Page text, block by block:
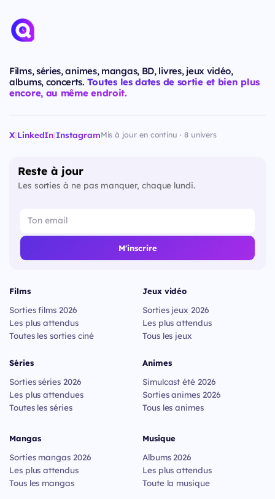
Films, séries, animes, mangas, BD, livres, jeux vidéo,
albums, concerts. Toutes les dates de sortie et bien plus
encore, au même endroit.
X|LinkedIn|InstagramMis à jour en continu · 8 univers
Reste à jour
Les sorties à ne pas manquer, chaque lundi.
M'inscrire
Films
Sorties films 2026
Les plus attendus
Toutes les sorties ciné
Séries
Sorties séries 2026
Les plus attendues
Toutes les séries
Jeux vidéo
Sorties jeux 2026
Les plus attendus
Tous les jeux
Animes
Simulcast été 2026
Sorties animes 2026
Tous les animes
Mangas
Sorties mangas 2026
Les plus attendus
Tous les mangas
Musique
Albums 2026
Les plus attendus
Toute la musique